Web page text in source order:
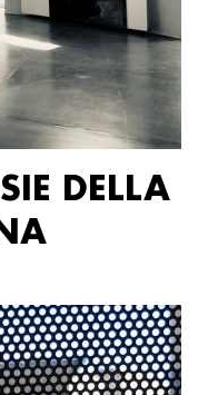
DELLA